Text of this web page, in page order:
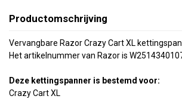
Productomschrijving
Vervangbare Razor Crazy Cart XL
Het artikelnummer van Razor is
Deze kettingspanner is bestemd voor:
Crazy Cart XL